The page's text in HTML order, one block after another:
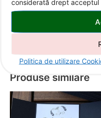
considerată drept acceptul
Politica de utilizare
Produse similare